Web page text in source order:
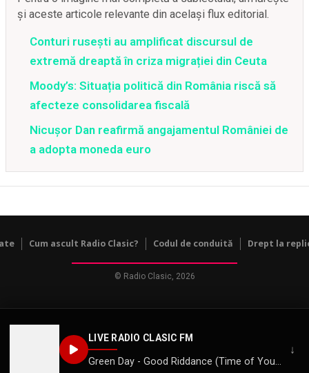
LIVE RADIO CLASIC FM
Green Day - Good Riddance (Time of Your Life)
↓
și aceste articole relevante din același flux editorial.
Conturi rusești au amplificat discursul de
extremă dreaptă în criza migrației din Ceuta
Moody’s: Situația politică din România riscă să
afecteze consolidarea fiscală
Nicușor Dan reafirmă angajamentul României de
a adopta moneda euro
Cum ascult Radio Clasic? Codul de conduită Drept la
© Radio Clasic, 2026